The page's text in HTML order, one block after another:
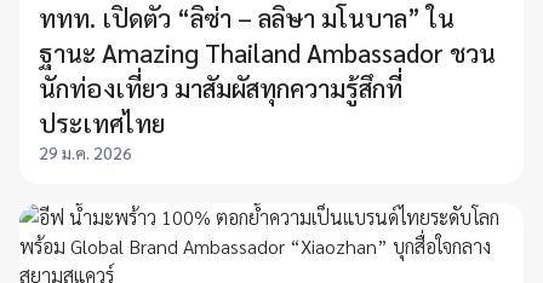
ททท. เปิดตัว “ลิซ่า – ลลิษา มโนบาล” ใน
ฐานะ Amazing Thailand Ambassador ชวน
นักท่องเที่ยว มาสัมผัสทุกความรู้สึกที่
ประเทศไทย
29 ม.ค. 2026